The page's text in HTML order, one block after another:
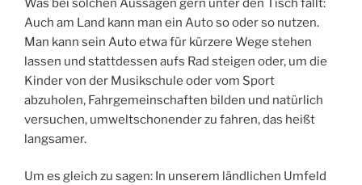
Auch am Land kann man ein Auto so oder so nutzen.
Man kann sein Auto etwa für kürzere Wege stehen
lassen und stattdessen aufs Rad steigen oder, um die
Kinder von der Musikschule oder vom Sport
abzuholen, Fahrgemeinschaften bilden und natürlich
versuchen, umweltschonender zu fahren, das heißt
langsamer.
Um es gleich zu sagen: In unserem ländlichen Umfeld